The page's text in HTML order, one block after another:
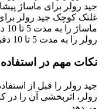
جید رولر برای ماساژ
غلتک کوچک جید رولر
رولر را به مدت 5 تا 10 دقیقه ادامه دهید.
نکات مهم در استفاده
جید رولر را قبل از
رولر، اثربخشی آن را